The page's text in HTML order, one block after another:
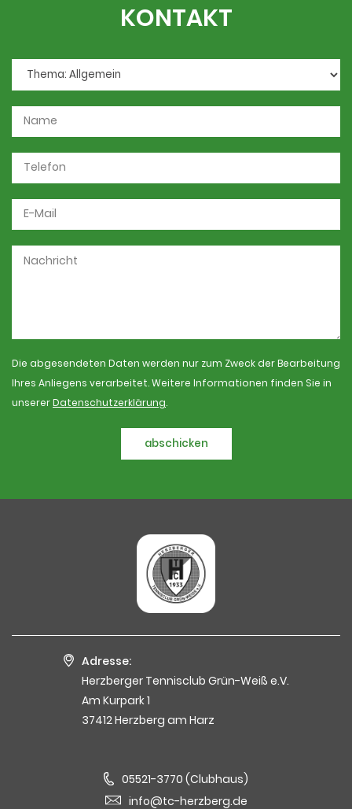
KONTAKT
Die abgesendeten Daten werden nur zum Zweck der Bearbeitung
Ihres Anliegens verarbeitet. Weitere Informationen finden Sie in
unsererDatenschutzerklärung.
abschicken
Adresse:
Herzberger Tennisclub Grün-Weiß e.V.
Am Kurpark 1
37412 Herzberg am Harz
05521-3770 (Clubhaus)
info@tc-herzberg.de